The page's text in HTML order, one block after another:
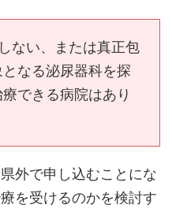
ない、または真正包
なる泌尿器科を探
できる病院はあり
外で申し込むことにな
を受けるのかを検討す